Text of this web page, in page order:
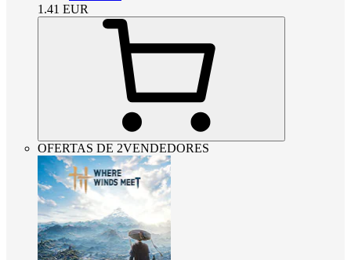
1.41 EUR
OFERTAS DE 2VENDEDORES